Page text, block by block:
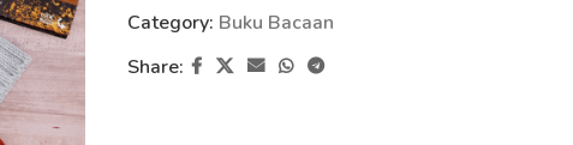
Category: Buku Bacaan
Share: